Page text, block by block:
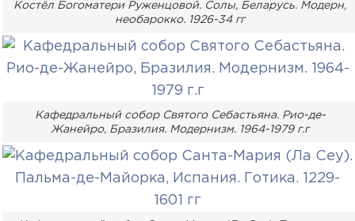
Костёл Богоматери Руженцовой. Солы, Беларусь. Модерн,
необарокко. 1926-34 гг
Кафедральный собор Святого Себастьяна. Рио-де-
Жанейро, Бразилия. Модернизм. 1964-1979 г.г